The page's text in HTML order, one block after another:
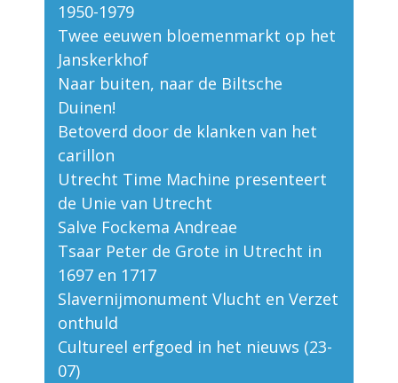
1950-1979
Twee eeuwen bloemenmarkt op het
Janskerkhof
Naar buiten, naar de Biltsche
Duinen!
Betoverd door de klanken van het
carillon
Utrecht Time Machine presenteert
de Unie van Utrecht
Salve Fockema Andreae
Tsaar Peter de Grote in Utrecht in
1697 en 1717
Slavernijmonument Vlucht en Verzet
onthuld
Cultureel erfgoed in het nieuws (23-
07)